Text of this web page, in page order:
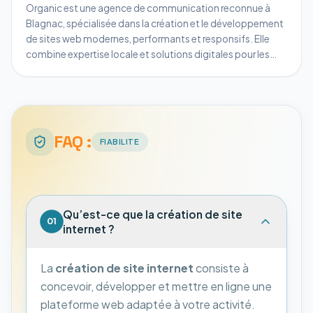
attentif.
Organic est une agence de communication reconnue à
Blagnac, spécialisée dans la création et le développement
de sites web modernes, performants et responsifs. Elle
combine expertise locale et solutions digitales pour les
transformer la visibilité et l’image de marque de ses clients.
FAQ : FIABILITE
01
Qu’est-ce que la création de site
internet ?
La création de site internetconsiste à
concevoir, développer et mettre en ligne une
plateforme web adaptée à votre activité.